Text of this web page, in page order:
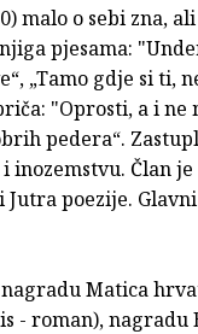
malo o sebi zna,
pjesama:
„Tamo gdje si ti,
"Oprosti, a i ne
pedera“.
inozemstvu. Član
poezije.
Matica
- roman), nagradu